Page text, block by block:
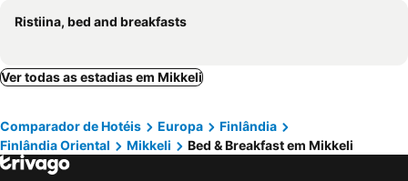
Ristiina, bed and breakfasts
Ver todas as estadias em Mikkeli
Comparador de Hotéis Europa
Finlândia
Finlândia Oriental
Mikkeli Bed & Breakfast em Mikkeli